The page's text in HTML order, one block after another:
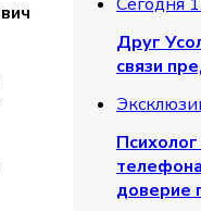
Друг
связи
доверие